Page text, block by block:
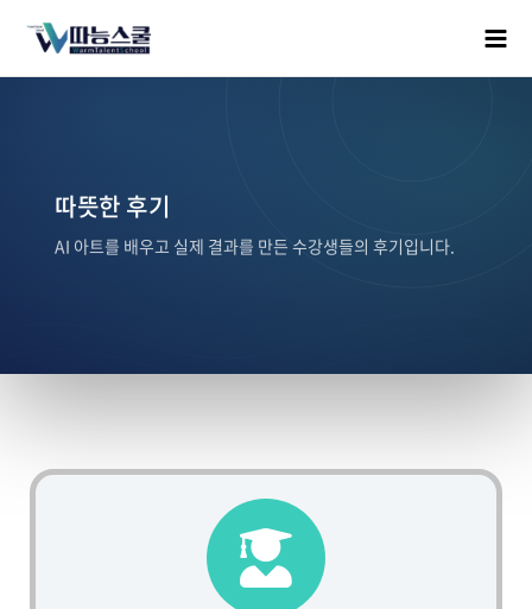
따뜻한 후기
AI 아트를 배우고 실제 결과를 만든 수강생들의 후기입니다.